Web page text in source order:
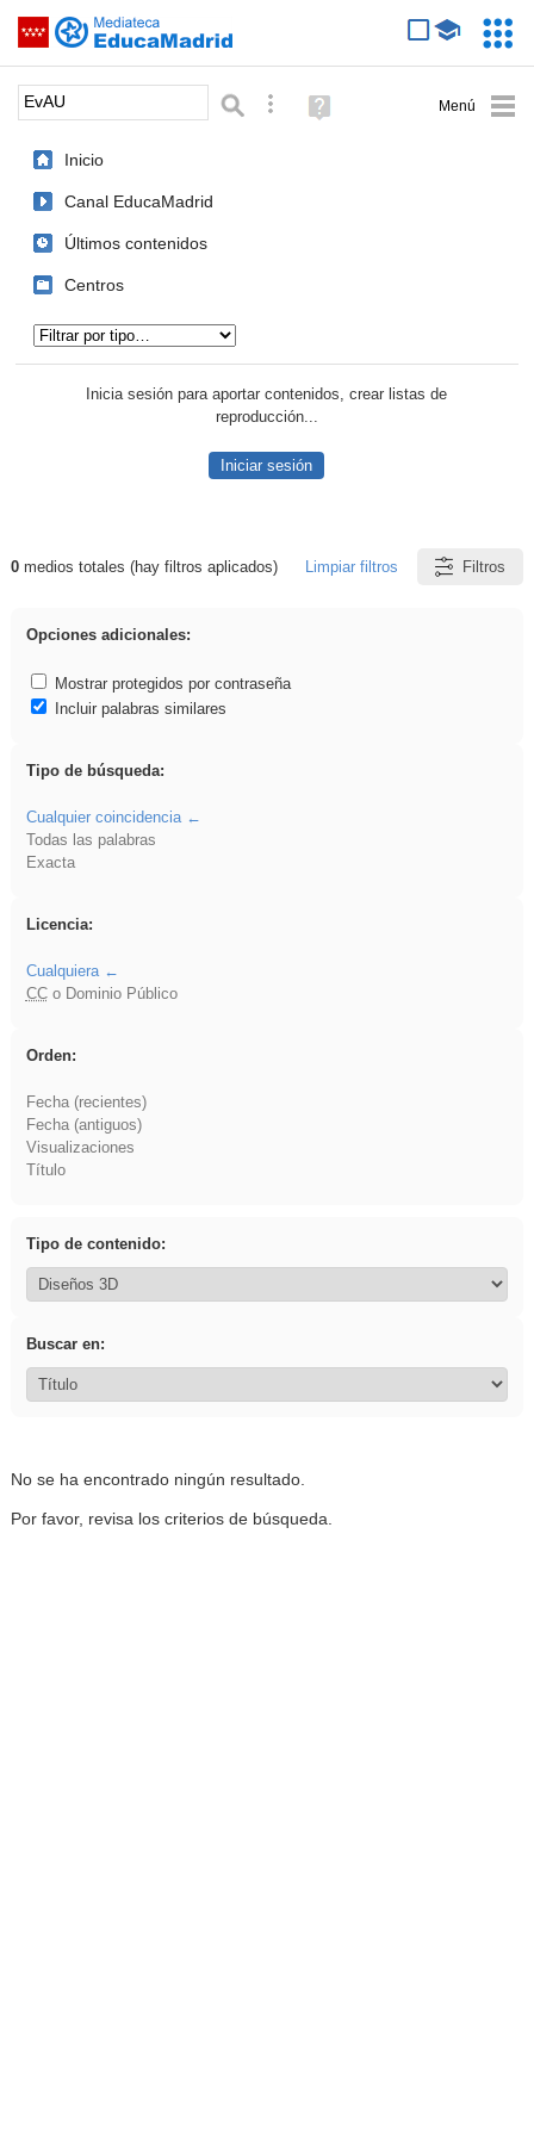
Saltar navegación
Palabra o frase: Búsqueda avanzada
Ayuda
(en
Inicio
Canal EducaMadrid
Últimos contenidos
Centros
Inicia sesión para aportar contenidos, crear listas de
reproducción...
Iniciar sesión
Resultados de: EvAU
0medios totales (hay filtros aplicados) Limpiar filtros Filtros
Opciones adicionales:
Mostrar protegidos por contraseña
Incluir palabras similares
Tipo de búsqueda:
Cualquier coincidencia
Todas las palabras
Exacta
Licencia:
Cualquiera
CCo Dominio Público
Orden:
Fecha (recientes)
Fecha (antiguos)
Visualizaciones
Título
Tipo de contenido:
Buscar en:
No se ha encontrado ningún resultado.
Por favor, revisa los criterios de búsqueda.